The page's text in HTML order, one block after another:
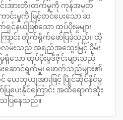
င်းအားတိုးတက်မှုကို ကုန်အမှတ်
င်းမှုကို မြင့်တင်ပေးသော ဆ
ရှင်နယ်ဖြစ်သော ထုပ်ပိုးမှုများ
ကြောင်း တိုက်ရိုက်ဖော်ပြခဲ့သည်။ ထို
လမ်းသည် အရည်အသွေးမြင့် ပိုမ်း
မှုရှိသော ထုပ်ပိုးမှုဒီဇိုင်းများသည်
မ်းဆောင်ရွက်မှု၊ ဖောက်သည်များ၏
ယေဘုယျအားဖြင့် ပြိုင်ဆိုင်နိုင်မှု
ာ်ပြပေးနိုင်ကြောင်း အထိရောက်ဆုံး
ပြနေသည်။